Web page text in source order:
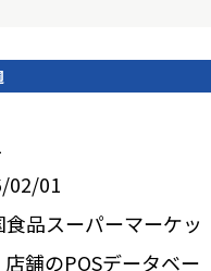
02/01
品スーパーマーケッ
舗のPOSデータベー